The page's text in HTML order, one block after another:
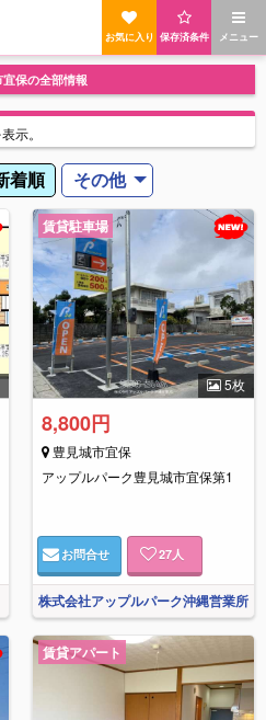
メニュー
保存済条件
お気に入り
保の全部情報
示。
着順 その他
5枚
賃貸駐車場
8,800円
豊見城市宜保
アップルパーク豊見城市宜保第1
お問合せ 27人
株式会社アップルパーク沖縄営業所
賃貸アパート